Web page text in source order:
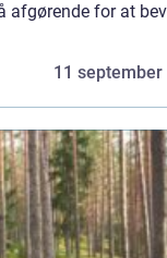
afgørende for at
11 september